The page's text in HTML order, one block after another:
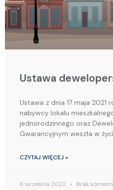
Ustawa
Ustawa z dnia 17 maja 2021
nabywcy lokalu
jednorodzinnego oraz
Gwarancyjnym weszła w
CZYTAJ WIĘCEJ »
6 września 2022 Brak